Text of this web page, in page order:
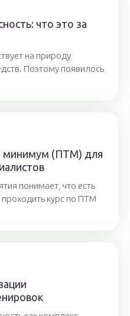
что это за
на природу
Поэтому появилось
минимум (ПТМ) для
понимает, что есть
курс по ПТМ